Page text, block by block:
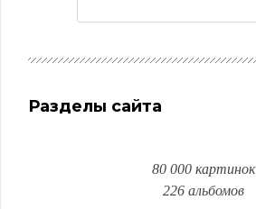
Разделы сайта
80 000 картинок
226 альбомов